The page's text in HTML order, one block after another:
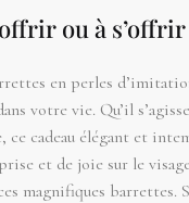
ou à s’offrir
en perles
votre vie. Qu’il
ce cadeau élégant et
et de joie sur le
magnifiques